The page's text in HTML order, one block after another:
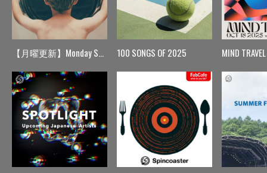
【月曜更新】Monday Spin 100 SONGS OF 2025 MIND TRAVEL